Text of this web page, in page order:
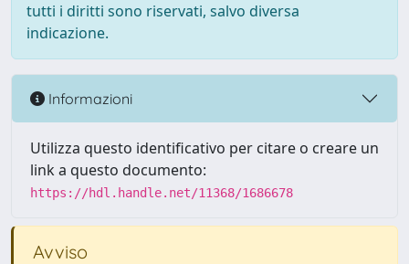
tutti i diritti sono riservati, salvo diversa
indicazione.
Informazioni
Utilizza questo identificativo per citare o creare un
link a questo documento:
https://hdl.handle.net/11368/1686678
Avviso